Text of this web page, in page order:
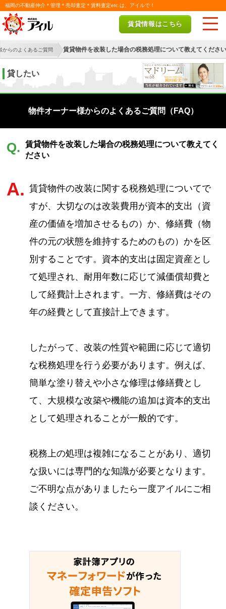
福岡の不動産仲介＊管理＊売却査定＊賃料査定etc.は、アイルで！
賃貸情報はこちら
からのよくあるご質問 賃貸物件を改装した場合の税務処理について教えてください
貸したい
物件オーナー様からのよくあるご質問（FAQ）
Q.
賃貸物件を改装した場合の税務処理について教えてく
ださい
A. 賃貸物件の改装に関する税務処理についてで
すが、大切なのは改装費用が資本的支出（資
産の価値を増加させるもの）か、修繕費（物
件の元の状態を維持するためのもの）かを区
別することです。資本的支出は固定資産とし
て処理され、耐用年数に応じて減価償却費と
して経費計上されます。一方、修繕費はその
年の経費として直接計上できます。
したがって、改装の性質や範囲に応じて適切
な税務処理を行う必要があります。例えば、
簡単な塗り替えや小さな修理は修繕費とし
て、大規模な改築や機能の追加は資本的支出
として処理されることが一般的です。
税務上の処理は複雑になることがあり、適切
な扱いには専門的な知識が必要となります。
ご不明な点がありましたら一度アイルにご相
談ください。